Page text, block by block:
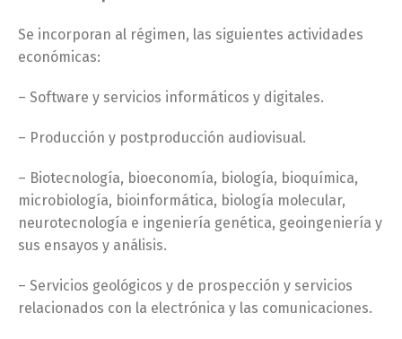
Se incorporan al régimen, las siguientes actividades
económicas:
– Software y servicios informáticos y digitales.
– Producción y postproducción audiovisual.
– Biotecnología, bioeconomía, biología, bioquímica,
microbiología, bioinformática, biología molecular,
neurotecnología e ingeniería genética, geoingeniería y
sus ensayos y análisis.
– Servicios geológicos y de prospección y servicios
relacionados con la electrónica y las comunicaciones.